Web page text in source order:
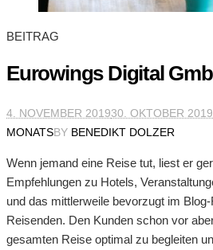
BEITRAG
Eurowings Digital
4. NOVEMBER 201930. OKTOBER 2019
MONATSBY BENEDIKT DOLZER
Wenn jemand eine Reise tut, liest er
Empfehlungen zu Hotels,
und das mittlerweile bevorzugt im
Reisenden. Den Kunden schon vor
gesamten Reise optimal zu begleiten